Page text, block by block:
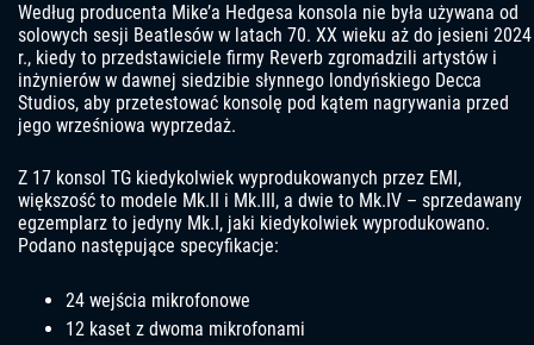
Według producenta Mike’a Hedgesa konsola nie była używana od
solowych sesji Beatlesów w latach 70. XX wieku aż do jesieni 2024
r., kiedy to przedstawiciele firmy Reverb zgromadzili artystów i
inżynierów w dawnej siedzibie słynnego londyńskiego Decca
Studios, aby przetestować konsolę pod kątem nagrywania przed
jego wrześniowa wyprzedaż.
Z 17 konsol TG kiedykolwiek wyprodukowanych przez EMI,
większość to modele Mk.II i Mk.III, a dwie to Mk.IV – sprzedawany
egzemplarz to jedyny Mk.I, jaki kiedykolwiek wyprodukowano.
Podano następujące specyfikacje:
24 wejścia mikrofonowe
12 kaset z dwoma mikrofonami